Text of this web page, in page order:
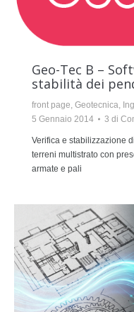
Geo-Tec B –
stabilità dei
front page, Geotecnica,
5 Gennaio 2014
3 di
Verifica e stabilizzazione
terreni multistrato con
armate e pali